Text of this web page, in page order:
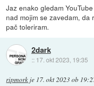
Jaz enako gledam
nad mojim se zavedam,
pač toleriram.
2dark
:: 17. okt 2023, 19:35
ripmork je 17. okt 2023 ob